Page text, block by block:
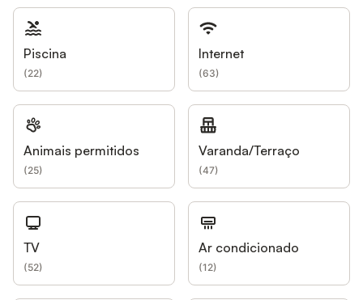
Piscina
(22)
Internet
(63)
Animais permitidos
(25)
Varanda/Terraço
(47)
TV
(52)
Ar condicionado
(12)